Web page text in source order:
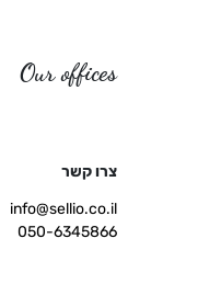
Our offices
צרו קשר
info@sellio.co.il
050-6345866